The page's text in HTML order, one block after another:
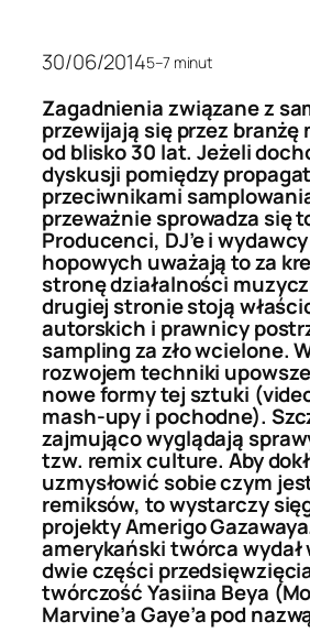
30/06/20145–7 minut
Zagadnienia związane z
przewijają się przez branżę
od blisko 30 lat. Jeżeli
dyskusji pomiędzy
przeciwnikami
przeważnie sprowadza się
Producenci, DJ’e i
hopowych uważają to za
stronę działalności
drugiej stronie stoją
autorskich i prawnicy
sampling za zło wcielone.
rozwojem techniki
nowe formy tej sztuki
mash-upy i pochodne).
zajmująco wyglądają
tzw. remix culture. Aby
uzmysłowić sobie czym
remiksów, to wystarczy
projekty Amerigo
amerykański twórca wydał
dwie części
twórczość Yasiina Beya
Marvine’a Gaye’a pod